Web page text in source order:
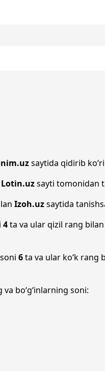
saytida qidirib
Lotin.uzsayti tomonidan
Izoh.uzsaytida
4ta va ular qizil rang
6ta va ular ko‘k rang
bo‘g‘inlarning soni: